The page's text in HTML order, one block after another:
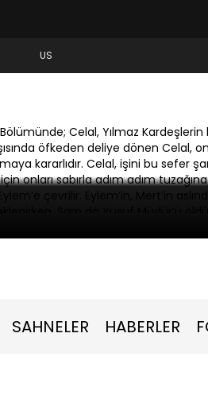
US
Celal, Yılmaz Kardeşlerin
öfkeden deliye dönen Celal,
kararlıdır. Celal, işini bu sefer
onları sabırla adım adım
çevrilir. Eylem’in, Mert’in
Sarp da Yusuf Müdür’ü
çiftlik evinden kaçan Yeşim ise
SAHNELER HABERLER